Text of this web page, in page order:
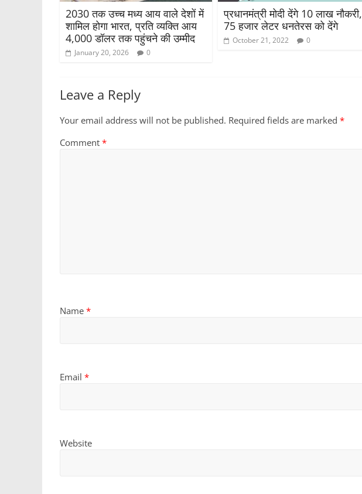
2030 तक उच्च मध्य आय वाले देशों में
शामिल होगा भारत, प्रति व्यक्ति आय
4,000 डॉलर तक पहुंचने की उम्मीद
January 20, 2026 0
प्रधानमंत्री मोदी देंगे 10 लाख नौकरी,
75 हजार लेटर धनतेरस को देंगे
October 21, 2022 0
Leave a Reply
Your email address will not be published. Required fields are marked *
Comment *
Name *
Email *
Website